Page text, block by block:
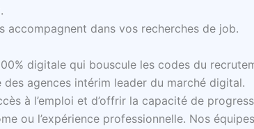
accompagnent dans vos recherches de job.
digitale qui bouscule les codes du
agences intérim leader du marché digital.
à l’emploi et d’offrir la capacité de
ou l’expérience professionnelle. Nos